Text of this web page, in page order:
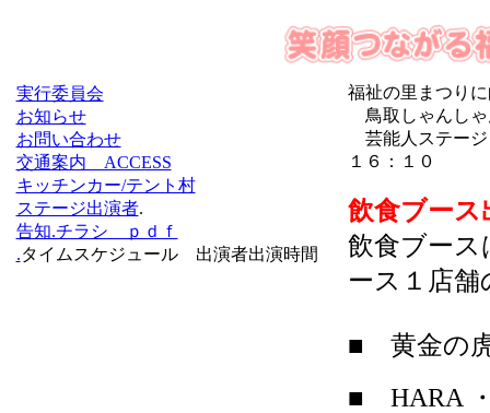
実行委員会
お知らせ
お問い合わせ
交通案内 ACCESS
キッチンカー/テント村
ステージ出演者.
告知.チラシ ｐｄｆ
.タイムスケジュール 出演者出演時間
福祉の里まつり
鳥取しゃんしゃ
芸能人ステージ
１６：１０
飲食ブース
飲食ブース
ース１店
■ 黄金の
■ HARA